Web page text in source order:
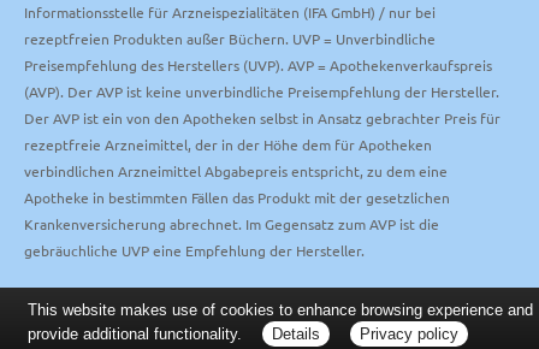
Informationsstelle für Arzneispezialitäten (IFA GmbH) / nur bei
rezeptfreien Produkten außer Büchern. UVP = Unverbindliche
Preisempfehlung des Herstellers (UVP). AVP = Apothekenverkaufspreis
(AVP). Der AVP ist keine unverbindliche Preisempfehlung der Hersteller.
Der AVP ist ein von den Apotheken selbst in Ansatz gebrachter Preis für
rezeptfreie Arzneimittel, der in der Höhe dem für Apotheken
verbindlichen Arzneimittel Abgabepreis entspricht, zu dem eine
Apotheke in bestimmten Fällen das Produkt mit der gesetzlichen
Krankenversicherung abrechnet. Im Gegensatz zum AVP ist die
gebräuchliche UVP eine Empfehlung der Hersteller.
This website makes use of cookies to enhance browsing experience and
provide additional functionality.
Details Privacy policy